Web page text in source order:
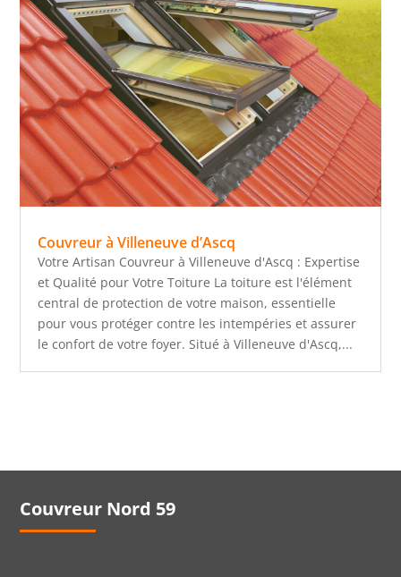
Couvreur à Villeneuve d’Ascq
Votre Artisan Couvreur à Villeneuve d'Ascq : Expertise
et Qualité pour Votre Toiture La toiture est l'élément
central de protection de votre maison, essentielle
pour vous protéger contre les intempéries et assurer
le confort de votre foyer. Situé à Villeneuve d'Ascq,...
Couvreur Nord 59